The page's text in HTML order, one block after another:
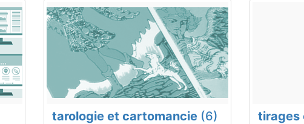
tarologie et cartomancie (6) tirages